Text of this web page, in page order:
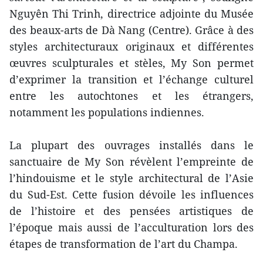
Nguyên Thi Trinh, directrice adjointe du Musée
des beaux-arts de Dà Nang (Centre). Grâce à des
styles architecturaux originaux et différentes
œuvres sculpturales et stèles, My Son permet
d’exprimer la transition et l’échange culturel
entre les autochtones et les étrangers,
notamment les populations indiennes.
La plupart des ouvrages installés dans le
sanctuaire de My Son révèlent l’empreinte de
l’hindouisme et le style architectural de l’Asie
du Sud-Est. Cette fusion dévoile les influences
de l’histoire et des pensées artistiques de
l’époque mais aussi de l’acculturation lors des
étapes de transformation de l’art du Champa.